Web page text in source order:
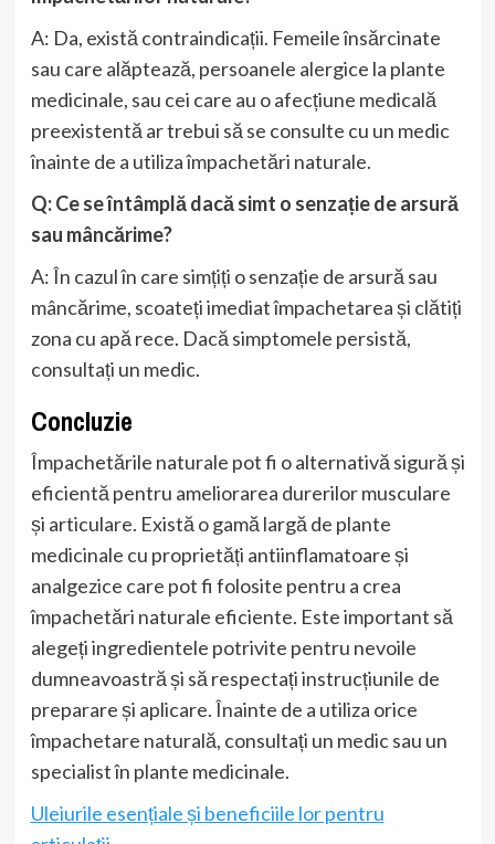
A: Da, există contraindicații. Femeile însărcinate
sau care alăptează, persoanele alergice la plante
medicinale, sau cei care au o afecțiune medicală
preexistentă ar trebui să se consulte cu un medic
înainte de a utiliza împachetări naturale.
Q: Ce se întâmplă dacă simt o senzație de arsură
sau mâncărime?
A: În cazul în care simțiți o senzație de arsură sau
mâncărime, scoateți imediat împachetarea și clătiți
zona cu apă rece. Dacă simptomele persistă,
consultați un medic.
Concluzie
Împachetările naturale pot fi o alternativă sigură și
eficientă pentru ameliorarea durerilor musculare
și articulare. Există o gamă largă de plante
medicinale cu proprietăți antiinflamatoare și
analgezice care pot fi folosite pentru a crea
împachetări naturale eficiente. Este important să
alegeți ingredientele potrivite pentru nevoile
dumneavoastră și să respectați instrucțiunile de
preparare și aplicare. Înainte de a utiliza orice
împachetare naturală, consultați un medic sau un
specialist în plante medicinale.
Uleiurile esențiale și beneficiile lor pentru